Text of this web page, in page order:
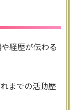
経歴が伝わる
までの活動歴